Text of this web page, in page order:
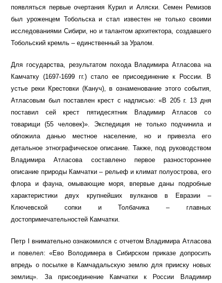
появляться первые очертания Курил и Аляски. Семен Ремизов
был уроженцем Тобольска и стал известен не только своими
исследованиями Сибири, но и талантом архитектора, создавшего
Тобольский кремль – единственный за Уралом.
Для государства, результатом похода Владимира Атласова на
Камчатку (1697-1699 гг.) стало ее присоединение к России. В
устье реки Крестовки (Кануч), в ознаменование этого события,
Атласовым был поставлен крест с надписью: «В 205 г. 13 дня
поставил сей крест пятидесятник Владимир Атласов со
товарищи (55 человек)». Экспедиция не только подчинила и
обложила данью местное население, но и привезла его
детальное этнографическое описание. Также, под руководством
Владимира Атласова составлено первое разностороннее
описание природы Камчатки – рельеф и климат полуострова, его
флора и фауна, омывающие моря, впервые даны подробные
характеристики двух крупнейших вулканов в Евразии –
Ключевской сопки и Толбачика – главных
достопримечательностей Камчатки.
Петр I внимательно ознакомился с отчетом Владимира Атласова
и повелел: «Ево Володимера в Сибирском приказе допросить
впредь о посылке в Камчадальскую землю для прииску новых
землиц». За присоединение Камчатки к России Владимир